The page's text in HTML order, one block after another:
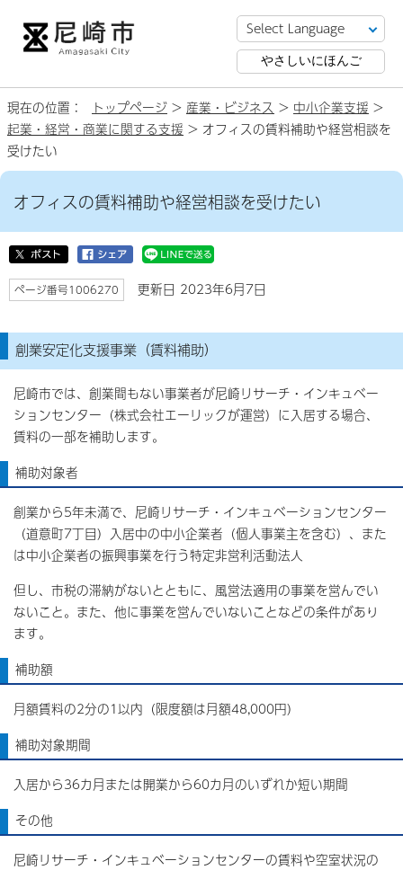
やさしいにほんご
現在の位置： トップページ > 産業・ビジネス > 中小企業支援 >
起業・経営・商業に関する支援 > オフィスの賃料補助や経営相談を
受けたい
オフィスの賃料補助や経営相談を受けたい
ページ番号1006270 更新日 2023年6月7日
創業安定化支援事業（賃料補助）
尼崎市では、創業間もない事業者が尼崎リサーチ・インキュベー
ションセンター（株式会社エーリックが運営）に入居する場合、
賃料の一部を補助します。
補助対象者
創業から5年未満で、尼崎リサーチ・インキュベーションセンター
（道意町7丁目）入居中の中小企業者（個人事業主を含む）、また
は中小企業者の振興事業を行う特定非営利活動法人
但し、市税の滞納がないとともに、風営法適用の事業を営んでい
ないこと。また、他に事業を営んでいないことなどの条件があり
ます。
補助額
月額賃料の2分の1以内（限度額は月額48,000円）
補助対象期間
入居から36カ月または開業から60カ月のいずれか短い期間
その他
尼崎リサーチ・インキュベーションセンターの賃料や空室状況の